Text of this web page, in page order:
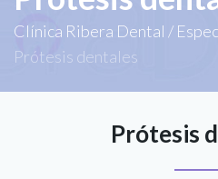
Clínica Ribera Dental /
Prótesis dentales
Prótesis